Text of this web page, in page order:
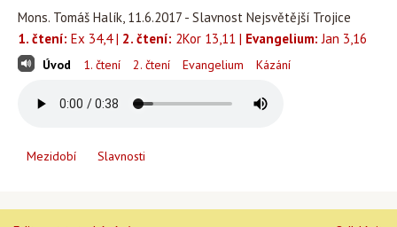
Mons. Tomáš Halík, 11.6.2017 - Slavnost Nejsvětější Trojice
1. čtení: Ex 34,4 | 2. čtení: 2Kor 13,11 | Evangelium: Jan 3,16
Úvod 1. čtení 2. čtení Evangelium Kázání
Mezidobí Slavnosti